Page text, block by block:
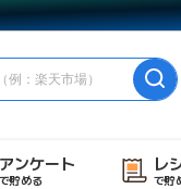
アンケート
で貯める
レ
で貯